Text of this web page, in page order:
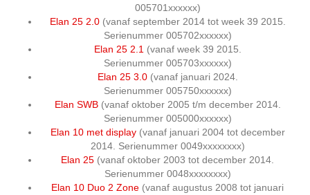
005701xxxxxx)
Elan 25 2.0(vanaf september 2014 tot week 39 2015.
Serienummer 005702xxxxxx)
Elan 25 2.1 (vanaf week 39 2015.
Serienummer 005703xxxxxx)
Elan 25 3.0 (vanaf januari 2024.
Serienummer 005750xxxxxx)
Elan SWB(vanaf oktober 2005 t/m december 2014.
Serienummer 005000xxxxxx)
Elan 10 met display(vanaf januari 2004 tot december
2014. Serienummer 0049xxxxxxxx)
Elan 25 (vanaf oktober 2003 tot december 2014.
Serienummer 0048xxxxxxxx)
Elan 10 Duo 2 Zone (vanaf augustus 2008 tot januari